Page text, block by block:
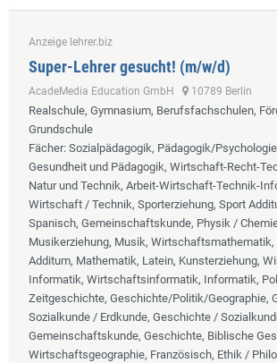
Anzeige lehrer.biz
Super-Lehrer gesucht! (m/w/d)
AcadeMedia Education GmbH 10789 Berlin
Realschule, Gymnasium, Berufsfachschulen,
Grundschule
Fächer: Sozialpädagogik, Pädagogik/
Gesundheit und Pädagogik, Wirtschaft-Recht-
Natur und Technik, Arbeit-Wirtschaft-Technik-
Wirtschaft / Technik, Sporterziehung, Sport
Spanisch, Gemeinschaftskunde, Physik /
Musikerziehung, Musik,
Additum, Mathematik, Latein, Kunsterziehung,
Informatik, Wirtschaftsinformatik, Informatik,
Zeitgeschichte, Geschichte/Politik/Geographie,
Sozialkunde / Erdkunde, Geschichte /
Gemeinschaftskunde, Geschichte, Biblische
Wirtschaftsgeographie, Französisch, Ethik /